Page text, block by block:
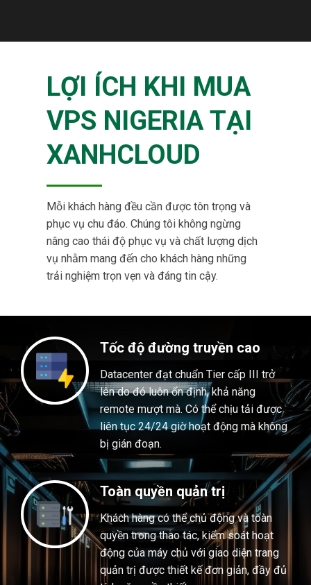
LỢI ÍCH KHI MUA
VPS NIGERIA TẠI
XANHCLOUD
Mỗi khách hàng đều cần được tôn trọng và
phục vụ chu đáo. Chúng tôi không ngừng
nâng cao thái độ phục vụ và chất lượng dịch
vụ nhằm mang đến cho khách hàng những
trải nghiệm trọn vẹn và đáng tin cậy.
Tốc độ đường truyền cao
Datacenter đạt chuẩn Tier cấp III trở
lên do đó luôn ổn định, khả năng
remote mượt mà. Có thể chịu tải được
liên tục 24/24 giờ hoạt động mà không
bị gián đoạn.
Toàn quyền quản trị
Khách hàng có thể chủ động và toàn
quyền trong thao tác, kiểm soát hoạt
động của máy chủ với giao diện trang
quản trị được thiết kế đơn giản, đầy đủ